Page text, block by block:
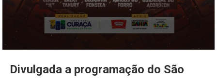
Divulgada a programação do São